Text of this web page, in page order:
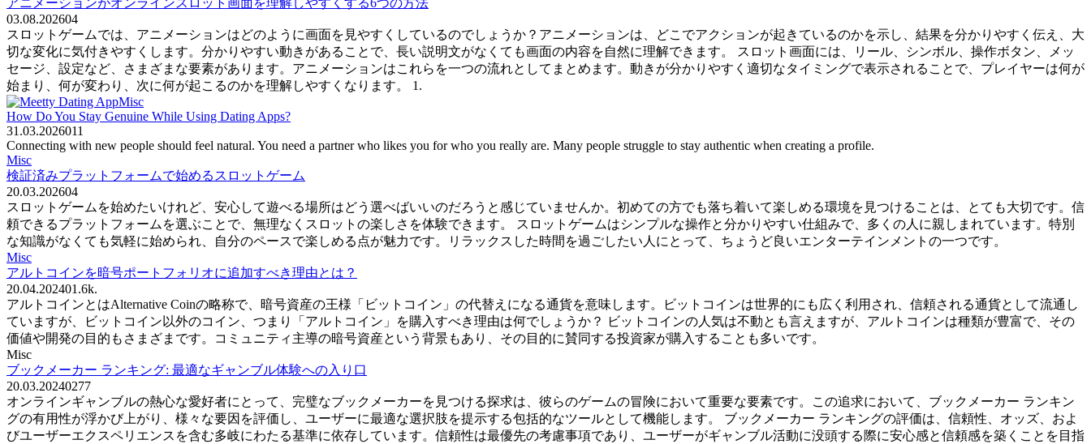
03.08.202604
スロットゲームでは、アニメーションはどのように画面を見やすくしているのでしょうか？アニメーションは、どこでアクションが起きているのかを示し、結果を分かりやすく伝え、大
切な変化に気付きやすくします。分かりやすい動きがあることで、長い説明文がなくても画面の内容を自然に理解できます。 スロット画面には、リール、シンボル、操作ボタン、メッ
セージ、設定など、さまざまな要素があります。アニメーションはこれらを一つの流れとしてまとめます。動きが分かりやすく適切なタイミングで表示されることで、プレイヤーは何が
始まり、何が変わり、次に何が起こるのかを理解しやすくなります。 1.
Misc
How Do You Stay Genuine While Using Dating Apps?
31.03.2026011
Connecting with new people should feel natural. You need a partner who likes you for who you really are. Many people struggle to stay authentic when creating a profile.
Misc
検証済みプラットフォームで始めるスロットゲーム
20.03.202604
スロットゲームを始めたいけれど、安心して遊べる場所はどう選べばいいのだろうと感じていませんか。初めての方でも落ち着いて楽しめる環境を見つけることは、とても大切です。信
頼できるプラットフォームを選ぶことで、無理なくスロットの楽しさを体験できます。 スロットゲームはシンプルな操作と分かりやすい仕組みで、多くの人に親しまれています。特別
な知識がなくても気軽に始められ、自分のペースで楽しめる点が魅力です。リラックスした時間を過ごしたい人にとって、ちょうど良いエンターテインメントの一つです。
Misc
アルトコインを暗号ポートフォリオに追加すべき理由とは？
20.04.202401.6k.
アルトコインとはAlternative Coinの略称で、暗号資産の王様「ビットコイン」の代替えになる通貨を意味します。ビットコインは世界的にも広く利用され、信頼される通貨として流通し
ていますが、ビットコイン以外のコイン、つまり「アルトコイン」を購入すべき理由は何でしょうか？ ビットコインの人気は不動とも言えますが、アルトコインは種類が豊富で、その
価値や開発の目的もさまざまです。コミュニティ主導の暗号資産という背景もあり、その目的に賛同する投資家が購入することも多いです。
Misc
ブックメーカー ランキング: 最適なギャンブル体験への入り口
20.03.20240277
オンラインギャンブルの熱心な愛好者にとって、完璧なブックメーカーを見つける探求は、彼らのゲームの冒険において重要な要素です。この追求において、ブックメーカー ランキン
グの有用性が浮かび上がり、様々な要因を評価し、ユーザーに最適な選択肢を提示する包括的なツールとして機能します。 ブックメーカー ランキングの評価は、信頼性、オッズ、およ
びユーザーエクスペリエンスを含む多岐にわたる基準に依存しています。信頼性は最優先の考慮事項であり、ユーザーがギャンブル活動に没頭する際に安心感と信頼感を築くことを目指